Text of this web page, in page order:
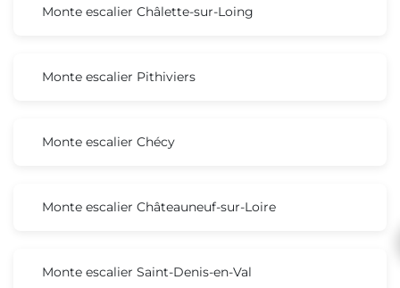
Monte escalier Châlette-sur-Loing
Monte escalier Pithiviers
Monte escalier Chécy
Monte escalier Châteauneuf-sur-Loire
Monte escalier Saint-Denis-en-Val